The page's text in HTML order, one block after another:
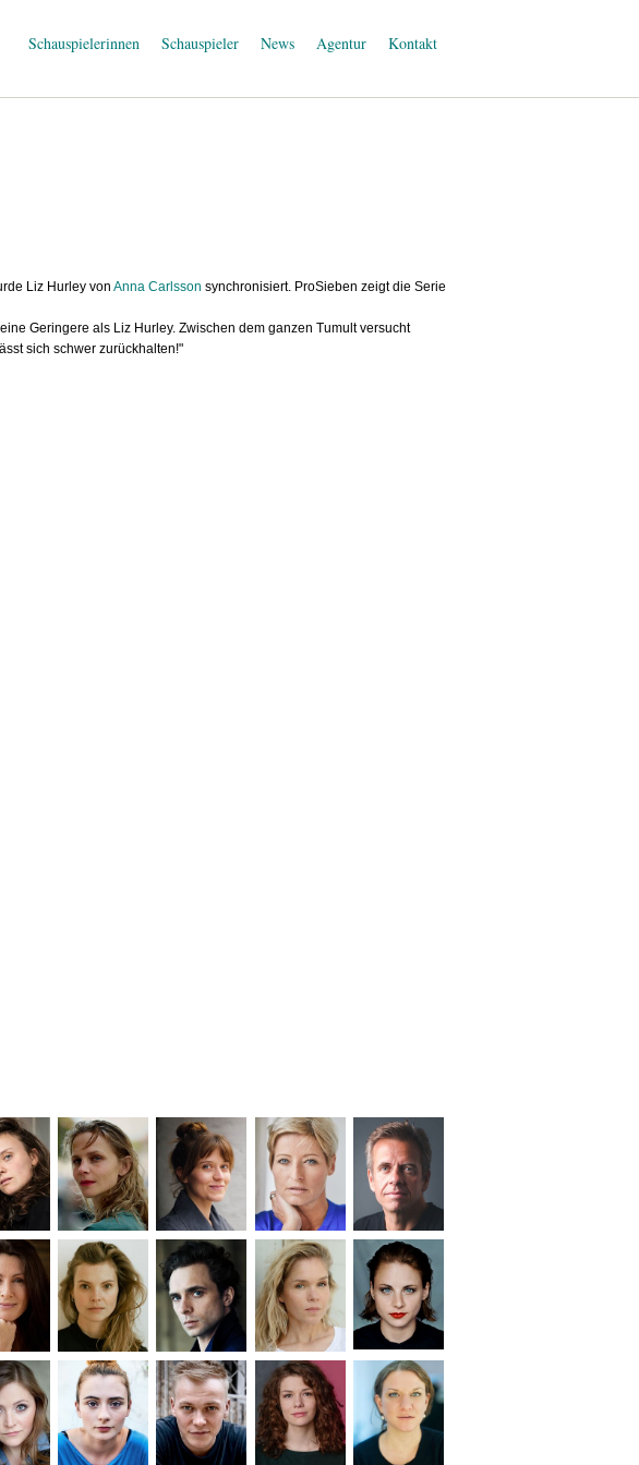
Schauspielerinnen Schauspieler News Agentur Kontakt
Liz Hurley von Anna Carlsson synchronisiert. ProSieben zeigt die Serie
Geringere als Liz Hurley. Zwischen dem ganzen Tumult versucht
sich schwer zurückhalten!"